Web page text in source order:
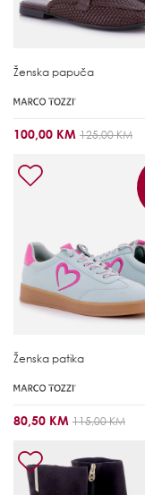
Ženska papuča
100,00 KM 125,00 KM
Ženska patika
80,50 KM 115,00 KM